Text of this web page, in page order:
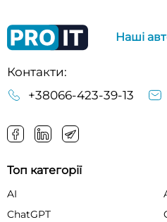
Контакти:
+38066-423-39-13
Наші
Топ категорії
AI
ChatGPT